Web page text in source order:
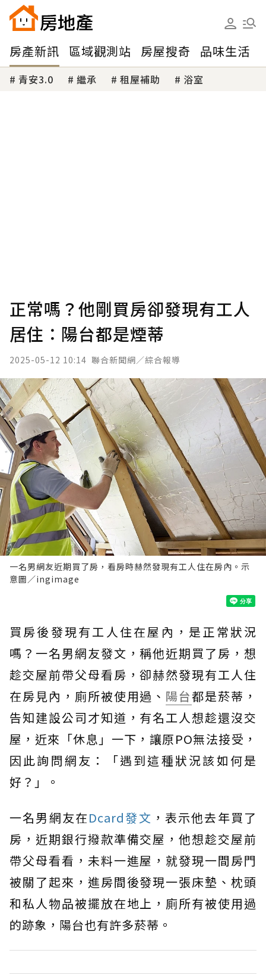
房產新訊 區域觀測站 房屋搜奇 品味生活
青安3.0 繼承 租屋補助 浴室
正常嗎？他剛買房卻發現有工人
居住：陽台都是煙蒂
2025-05-12 10:14 聯合新聞網／綜合報導
一名男網友近期買了房，看房時赫然發現有工人住在房內。示
意圖／ingimage
買房後發現有工人住在屋內，是正常狀況
嗎？一名男網友發文，稱他近期買了房，想
趁交屋前帶父母看房，卻赫然發現有工人住
在房見內，廁所被使用過、 陽台都是菸蒂，
告知建設公司才知道，有名工人想趁還沒交
屋，近來「休息」一下，讓原PO無法接受，
因此詢問網友：「遇到這種狀況該如何是
好？」。
一名男網友在Dcard發文 ，表示他去年買了
房，近期銀行撥款準備交屋，他想趁交屋前
帶父母看看，未料一進屋，就發現一間房門
被關了起來，進房間後發現一張床墊、枕頭
和私人物品被擺放在地上，廁所有被使用過
的跡象，陽台也有許多菸蒂。